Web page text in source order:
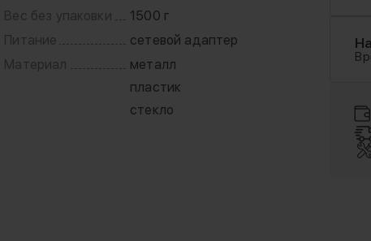
Вес без упаковки
1500 г
Питание
сетевой адаптер
Материал
металл
пластик
стекло